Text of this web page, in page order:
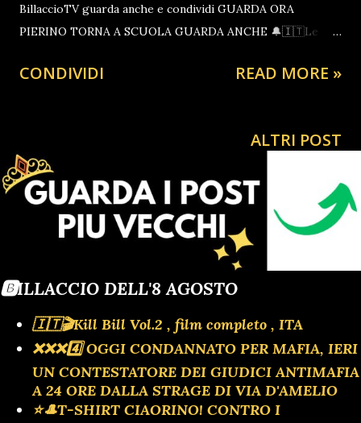
BillaccioTV guarda anche e condividi GUARDA ORA
PIERINO TORNA A SCUOLA GUARDA ANCHE 🔔🇮🇹Le
Strillone del CiaoRino! guarda anche THE CARPENTER
apparentemente senza luce e intrisa di Parlamentari Ladri
che non reggiamo più RILASSATI CON UN FILM GRATIS
PER GUARDARNE ALTRI International 🇲🇫🔔 L'actualité
du jour | CiaoRinoTV | Francia Channel regardez aussi 🇪🇦
🔔La noticia del día | espana Channel | CiaoRinoTV1 mira
CONDIVIDI READ MORE »
ALTRI POST
🅱️ILLACCIO DELL'8 AGOSTO
🇮🇹🎬Kill Bill Vol.2 , film completo , ITA
❌️❌️❌️4️⃣ OGGI CONDANNATO PER MAFIA, IERI
UN CONTESTATORE DEI GIUDICI ANTIMAFIA
A 24 ORE DALLA STRAGE DI VIA D'AMELIO
⭐🎩T-SHIRT CIAORINO! CONTRO I